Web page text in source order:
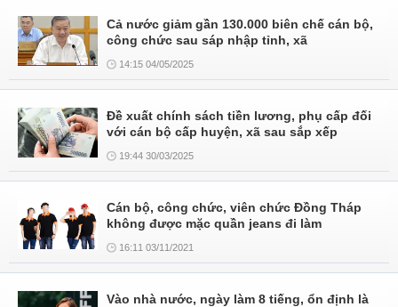
Cả nước giảm gần 130.000 biên chế cán bộ,
công chức sau sáp nhập tỉnh, xã
14:15 04/05/2025
Đề xuất chính sách tiền lương, phụ cấp đối
với cán bộ cấp huyện, xã sau sắp xếp
19:44 30/03/2025
Cán bộ, công chức, viên chức Đồng Tháp
không được mặc quần jeans đi làm
16:11 03/11/2021
Vào nhà nước, ngày làm 8 tiếng, ổn định là